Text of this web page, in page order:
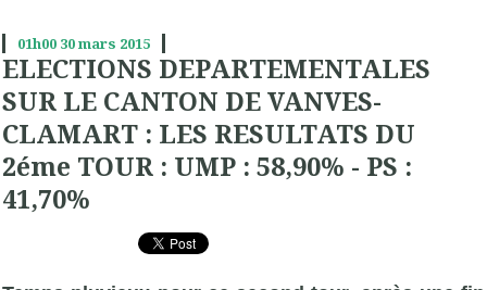
01h00 30mars 2015
ELECTIONS DEPARTEMENTALES
SUR LE CANTON DE VANVES-
CLAMART : LES RESULTATS DU
2éme TOUR : UMP : 58,90% - PS :
41,70%